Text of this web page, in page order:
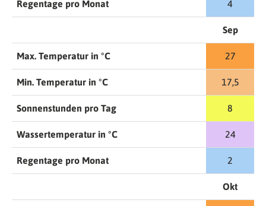
Regentage pro Monat 4
Sep
Max. Temperatur in °C 27
Min. Temperatur in °C 17,5
Sonnenstunden pro Tag 8
Wassertemperatur in °C 24
Regentage pro Monat 2
Okt